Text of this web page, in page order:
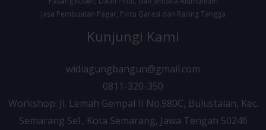
Jasa Pembuatan Pagar, Pintu Garasi dan Railing Tangga
Kunjungi Kami
widiagungbangun@gmail.com
0811-320-350
Workshop: Jl. Lemah Gempal II No.980C, Bulustalan, Kec.
Semarang Sel., Kota Semarang, Jawa Tengah 50246